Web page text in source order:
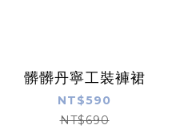
髒髒丹寧工裝褲裙
NT$590
NT$690